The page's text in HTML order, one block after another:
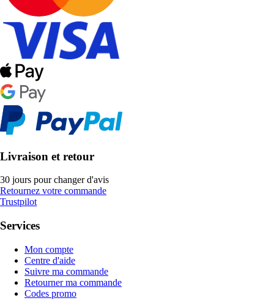
Livraison et retour
30 jours pour changer d'avis
Retournez votre commande
Trustpilot
Services
Mon compte
Centre d'aide
Suivre ma commande
Retourner ma commande
Codes promo